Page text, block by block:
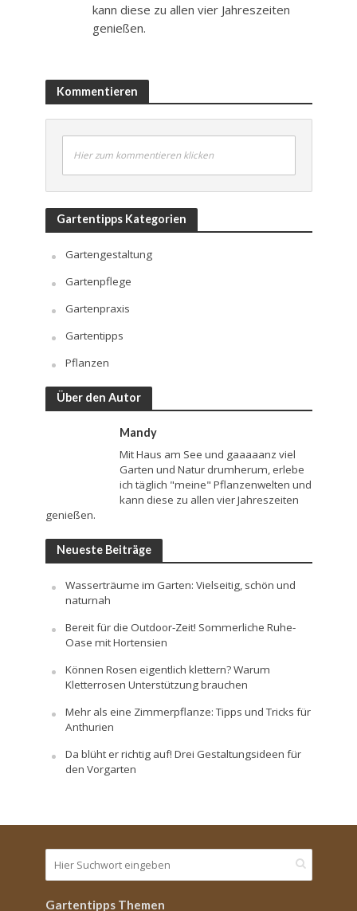
kann diese zu allen vier Jahreszeiten
genießen.
Kommentieren
Hier zum kommentieren klicken
Gartentipps Kategorien
Gartengestaltung
Gartenpflege
Gartenpraxis
Gartentipps
Pflanzen
Über den Autor
Mandy
Mit Haus am See und gaaaaanz viel
Garten und Natur drumherum, erlebe
ich täglich "meine" Pflanzenwelten und
kann diese zu allen vier Jahreszeiten
genießen.
Neueste Beiträge
Wasserträume im Garten: Vielseitig, schön und
naturnah
Bereit für die Outdoor-Zeit! Sommerliche Ruhe-
Oase mit Hortensien
Können Rosen eigentlich klettern? Warum
Kletterrosen Unterstützung brauchen
Mehr als eine Zimmerpflanze: Tipps und Tricks für
Anthurien
Da blüht er richtig auf! Drei Gestaltungsideen für
den Vorgarten
Gartentipps Themen